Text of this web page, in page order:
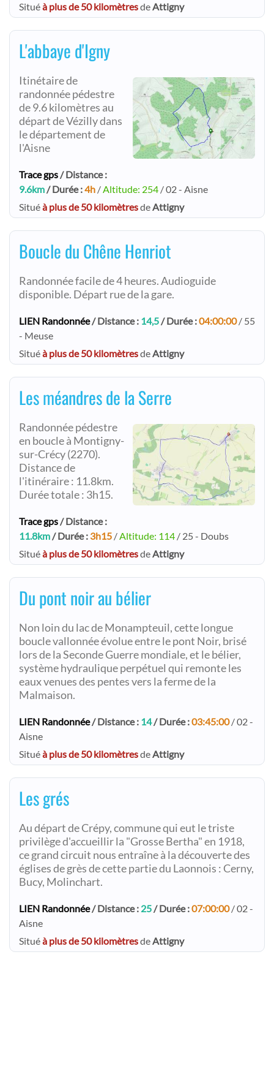
Situéà plus de 50 kilomètresdeAttigny
L'abbaye d'Igny
Itinétaire de
randonnée pédestre
de 9.6 kilomètres au
départ de Vézilly dans
le département de
l'Aisne
Trace gps/ Distance :
9.6km/ Durée :4h /Altitude: 254 / 02 - Aisne
Situéà plus de 50 kilomètresdeAttigny
Boucle du Chêne Henriot
Randonnée facile de 4 heures. Audioguide
disponible. Départ rue de la gare.
LIEN Randonnée/ Distance : 14,5/ Durée :04:00:00/ 55
- Meuse
Situéà plus de 50 kilomètresdeAttigny
Les méandres de la Serre
Randonnée pédestre
en boucle à Montigny-
sur-Crécy (2270).
Distance de
l'itinéraire : 11.8km.
Durée totale : 3h15.
Trace gps/ Distance :
11.8km/ Durée : 3h15 /Altitude: 114 / 25 - Doubs
Situéà plus de 50 kilomètresdeAttigny
Du pont noir au bélier
Non loin du lac de Monampteuil, cette longue
boucle vallonnée évolue entre le pont Noir, brisé
lors de la Seconde Guerre mondiale, et le bélier,
système hydraulique perpétuel qui remonte les
eaux venues des pentes vers la ferme de la
Malmaison.
LIEN Randonnée/ Distance : 14/ Durée :03:45:00/ 02 -
Aisne
Situéà plus de 50 kilomètresdeAttigny
Les grés
Au départ de Crépy, commune qui eut le triste
privilège d'accueillir la "Grosse Bertha" en 1918,
ce grand circuit nous entraîne à la découverte des
églises de grès de cette partie du Laonnois : Cerny,
Bucy, Molinchart.
LIEN Randonnée/ Distance : 25/ Durée :07:00:00/ 02 -
Aisne
Situéà plus de 50 kilomètresdeAttigny